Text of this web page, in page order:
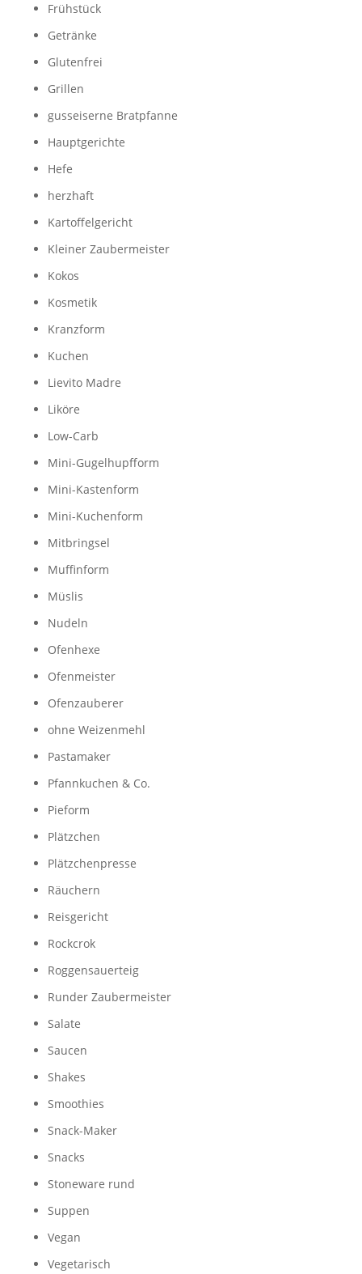
Frühstück
Getränke
Glutenfrei
Grillen
gusseiserne Bratpfanne
Hauptgerichte
Hefe
herzhaft
Kartoffelgericht
Kleiner Zaubermeister
Kokos
Kosmetik
Kranzform
Kuchen
Lievito Madre
Liköre
Low-Carb
Mini-Gugelhupfform
Mini-Kastenform
Mini-Kuchenform
Mitbringsel
Muffinform
Müslis
Nudeln
Ofenhexe
Ofenmeister
Ofenzauberer
ohne Weizenmehl
Pastamaker
Pfannkuchen & Co.
Pieform
Plätzchen
Plätzchenpresse
Räuchern
Reisgericht
Rockcrok
Roggensauerteig
Runder Zaubermeister
Salate
Saucen
Shakes
Smoothies
Snack-Maker
Snacks
Stoneware rund
Suppen
Vegan
Vegetarisch